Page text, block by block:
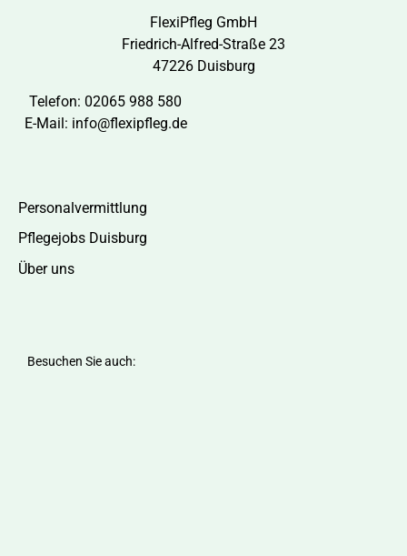
FlexiPfleg GmbH
Friedrich-Alfred-Straße 23
47226 Duisburg
Telefon:02065 988 580
E-Mail: info@flexipfleg.de
Personalvermittlung
Pflegejobs Duisburg
Über uns
Besuchen Sie auch: